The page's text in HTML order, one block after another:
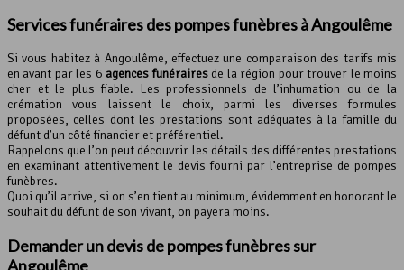
Services funéraires despompes funèbresà Angoulême
Si vous habitez à Angoulême, effectuez une comparaison des tarifs mis
en avant par les 6 agences funérairesde la région pour trouver le moins
cher et le plus fiable. Les professionnels de l’inhumation ou de la
crémation vous laissent le choix, parmi les diverses formules
proposées, celles dont les prestations sont adéquates à la famille du
défunt d’un côté financier et préférentiel.
Rappelons que l’on peut découvrir les détails des différentes prestations
en examinant attentivement le devis fourni par l’entreprise de pompes
funèbres.
Quoi qu’il arrive, si on s’en tient au minimum, évidemment en honorant le
souhait du défunt de son vivant, on payera moins.
Demander un devis depompes funèbressur
Angoulême